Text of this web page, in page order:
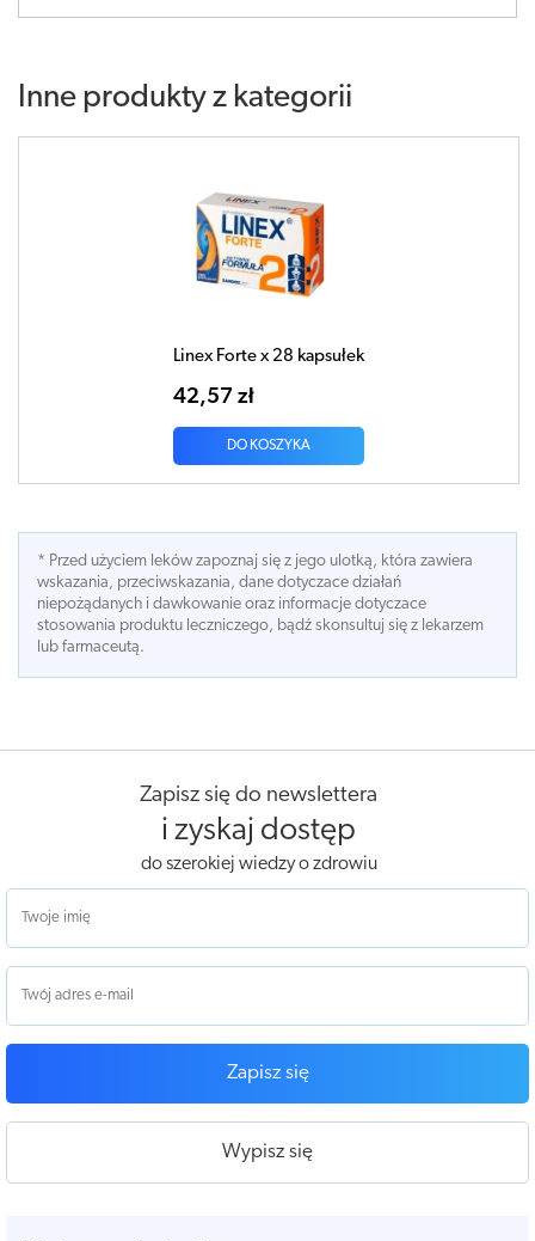
Inne produkty z kategorii
Linex Forte x 28 kapsułek
42,57 zł
DO KOSZYKA
* Przed użyciem leków zapoznaj się z jego ulotką, która zawiera
wskazania, przeciwskazania, dane dotyczace działań
niepożądanych i dawkowanie oraz informacje dotyczace
stosowania produktu leczniczego, bądź skonsultuj się z lekarzem
lub farmaceutą.
Zapisz się do newslettera
i zyskaj dostęp
do szerokiej wiedzy o zdrowiu
Zapisz się
Wypisz się